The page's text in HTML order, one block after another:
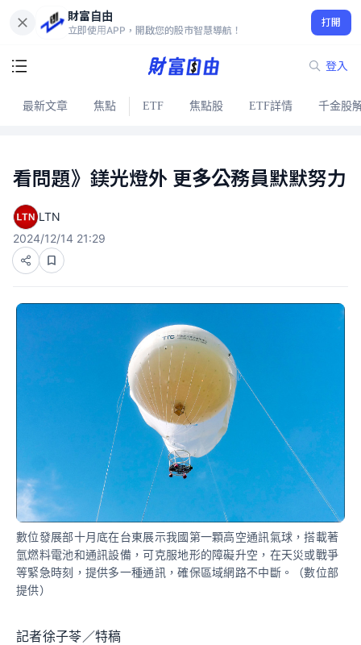
財富自由
立即使用APP，開啟您的股市智慧導航！
打開
登入
最新文章 焦點 ETF 焦點股 ETF詳情 千金股
看問題》鎂光燈外 更多公務員默默努力
LTN
2024/12/14 21:29
數位發展部十月底在台東展示我國第一顆高空通訊氣球，搭載著
氫燃料電池和通訊設備，可克服地形的障礙升空，在天災或戰爭
等緊急時刻，提供多一種通訊，確保區域網路不中斷。（數位部
提供）
記者徐子苓／特稿